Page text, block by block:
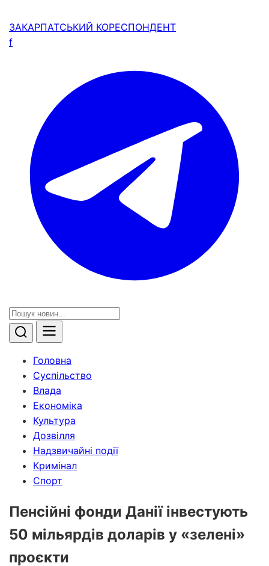
ЗАКАРПАТСЬКИЙ КОРЕСПОНДЕНТ
f
Головна
Суспільство
Влада
Економіка
Культура
Дозвілля
Надзвичайні події
Кримінал
Спорт
Пенсійні фонди Данії інвестують
50 мільярдів доларів у «зелені»
проєкти